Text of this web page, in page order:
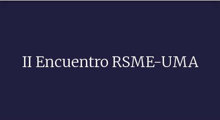
II Encuentro RSME-UMA